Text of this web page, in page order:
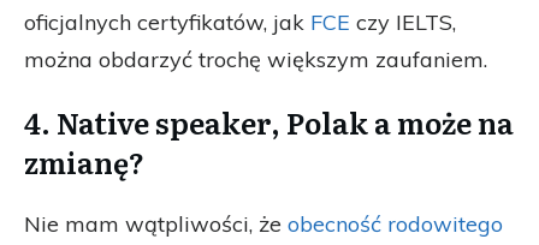
oficjalnych certyfikatów, jak FCE czy IELTS,
można obdarzyć trochę większym zaufaniem.
4. Native speaker, Polak a może na
zmianę?
Nie mam wątpliwości, że obecność rodowitego